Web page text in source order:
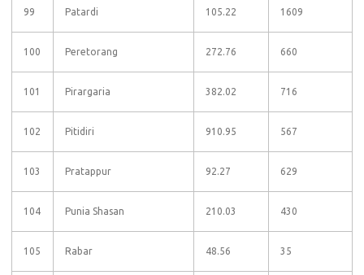
99 Patardi 105.22 1609
100 Peretorang 272.76 660
101 Pirargaria 382.02 716
102 Pitidiri 910.95 567
103 Pratappur 92.27 629
104 Punia Shasan 210.03 430
105 Rabar 48.56 35